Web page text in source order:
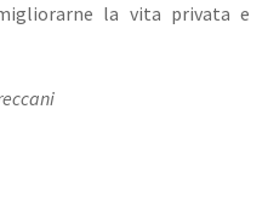
la vita privata e